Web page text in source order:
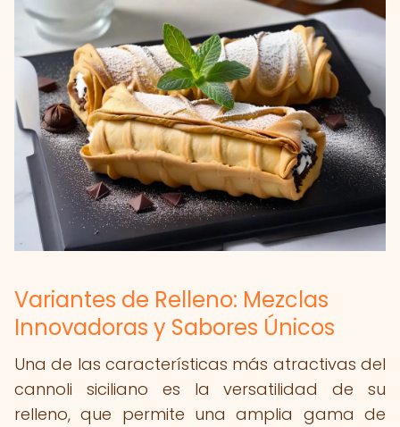
Variantes de Relleno: Mezclas
Innovadoras y Sabores Únicos
Una de las características más atractivas del
cannoli siciliano es la versatilidad de su
relleno, que permite una amplia gama de